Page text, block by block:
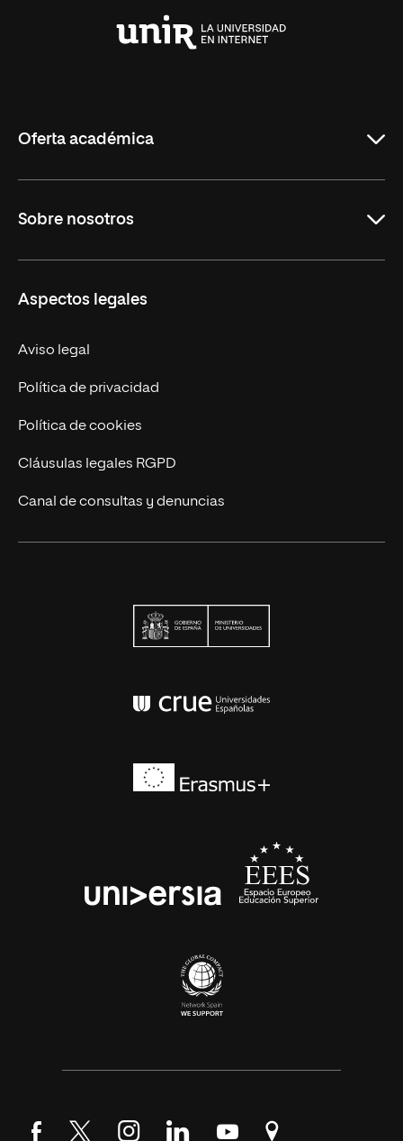
Oferta académica
Formación Continua
Carreras
Sobre nosotros
Trabaja en UNIR
Actualidad
Contáctanos
Aspectos legales
Aviso legal
Política de privacidad
Política de cookies
Cláusulas legales RGPD
Canal de consultas y denuncias
Síguenos en Facebook
Síguenos en Twitter
Síguenos en Instagram
Síguenos en LinkedIn
Síguenos en YouTube
Encuéntranos en